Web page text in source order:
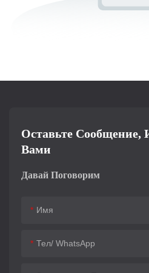
Оставьте
Вами
Давай Поговорим
Имя
Тел/ WhatsApp